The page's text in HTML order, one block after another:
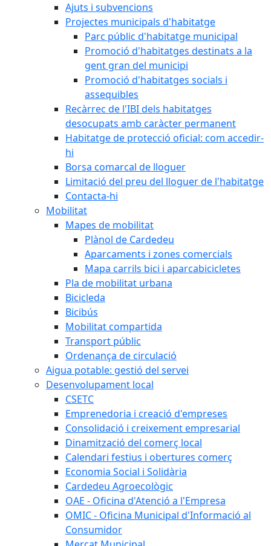
Ajuts i subvencions
Projectes municipals d'habitatge
Parc públic d'habitatge municipal
Promoció d'habitatges destinats a la
gent gran del municipi
Promoció d'habitatges socials i
assequibles
Recàrrec de l'IBI dels habitatges
desocupats amb caràcter permanent
Habitatge de protecció oficial: com accedir-
hi
Borsa comarcal de lloguer
Limitació del preu del lloguer de l'habitatge
Contacta-hi
Mobilitat
Mapes de mobilitat
Plànol de Cardedeu
Aparcaments i zones comercials
Mapa carrils bici i aparcabicicletes
Pla de mobilitat urbana
Bicicleda
Bicibús
Mobilitat compartida
Transport públic
Ordenança de circulació
Aigua potable: gestió del servei
Desenvolupament local
CSETC
Emprenedoria i creació d'empreses
Consolidació i creixement empresarial
Dinamització del comerç local
Calendari festius i obertures comerç
Economia Social i Solidària
Cardedeu Agroecològic
OAE - Oficina d'Atenció a l'Empresa
OMIC - Oficina Municipal d'Informació al
Consumidor